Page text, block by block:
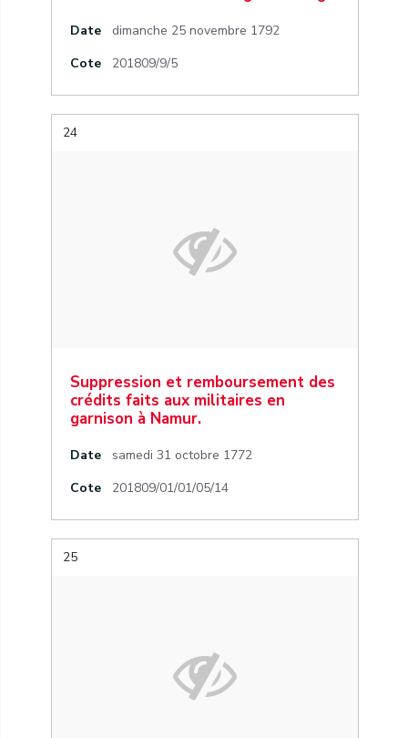
Date
dimanche 25 novembre 1792
Cote
201809/9/5
24
Suppression et remboursement des
crédits faits aux militaires en
garnison à Namur.
Date
samedi 31 octobre 1772
Cote
201809/01/01/05/14
25